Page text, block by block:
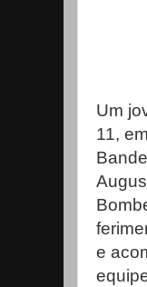
Um
11,
e